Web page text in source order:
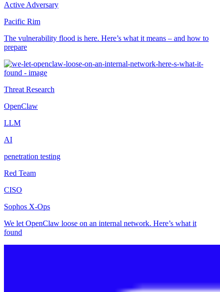
Active Adversary
Pacific Rim
The vulnerability flood is here. Here’s what it means – and how to
prepare
Threat Research
OpenClaw
LLM
AI
penetration testing
Red Team
CISO
Sophos X-Ops
We let OpenClaw loose on an internal network. Here’s what it
found